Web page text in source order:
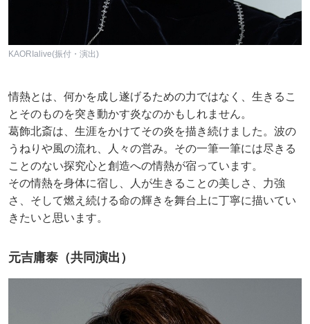
KAORIalive(振付・演出)
情熱とは、何かを成し遂げるための力ではなく、生きるこ
とそのものを突き動かす炎なのかもしれません。
葛飾北斎は、生涯をかけてその炎を描き続けました。波の
うねりや風の流れ、人々の営み。その一筆一筆には尽きる
ことのない探究心と創造への情熱が宿っています。
その情熱を身体に宿し、人が生きることの美しさ、力強
さ、そして燃え続ける命の輝きを舞台上に丁寧に描いてい
きたいと思います。
元吉庸泰（共同演出）